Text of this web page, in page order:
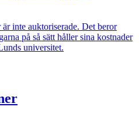
inte auktoriserade. Det beror
på så sätt håller sina kostnader
universitet.